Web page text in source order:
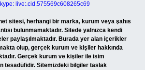
live:.cid.575569c608265c69
sitesi, herhangi bir marka, kurum veya şahıs
bulunmamaktadır. Sitede yalnızca kendi
paylaşılmaktadır. Burada yer alan içerikler
olup, gerçek kurum ve kişiler hakkında
Gerçek kurum ve kişiler ile isim
tesadüfidir. Sitemizdeki bilgiler taslak